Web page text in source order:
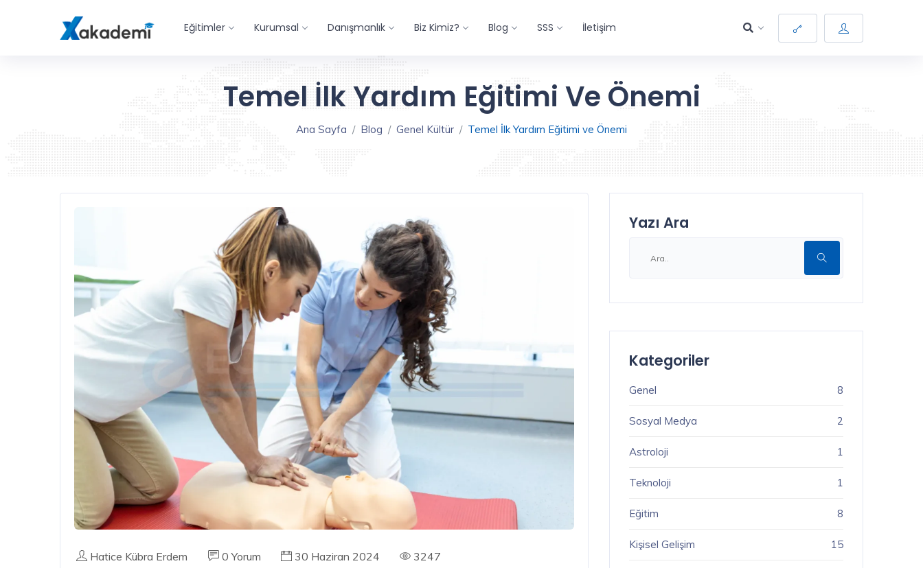
Eğitimler Kurumsal Danışmanlık Biz Kimiz? Blog SSS İletişim
Temel İlk Yardım Eğitimi Ve Önemi
Ana Sayfa Blog Genel Kültür Temel İlk Yardım Eğitimi ve Önemi
Hatice Kübra Erdem 0 Yorum 30 Haziran 2024 3247
Yazı Ara
Kategoriler
Genel 8
Sosyal Medya 2
Astroloji 1
Teknoloji 1
Eğitim 8
Kişisel Gelişim 15